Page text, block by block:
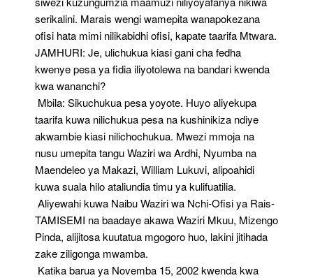
serikalini. Marais wengi wamepita wanapokezana
ofisi hata mimi nilikabidhi ofisi, kapate taarifa Mtwara.
JAMHURI: Je, ulichukua kiasi gani cha fedha
kwenye pesa ya fidia iliyotolewa na bandari kwenda
kwa wananchi?
Mbila: Sikuchukua pesa yoyote. Huyo aliyekupa
taarifa kuwa nilichukua pesa na kushinikiza ndiye
akwambie kiasi nilichochukua. Mwezi mmoja na
nusu umepita tangu Waziri wa Ardhi, Nyumba na
Maendeleo ya Makazi, William Lukuvi, alipoahidi
kuwa suala hilo ataliundia timu ya kulifuatilia.
Aliyewahi kuwa Naibu Waziri wa Nchi-Ofisi ya Rais-
TAMISEMI na baadaye akawa Waziri Mkuu, Mizengo
Pinda, alijitosa kuutatua mgogoro huo, lakini jitihada
zake ziligonga mwamba.
Katika barua ya Novemba 15, 2002 kwenda kwa